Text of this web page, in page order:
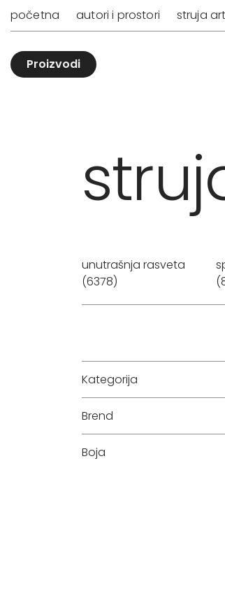
početna autori i prostori struja
Proizvodi
unutrašnja rasveta
(6378)
Kategorija
Brend
Boja